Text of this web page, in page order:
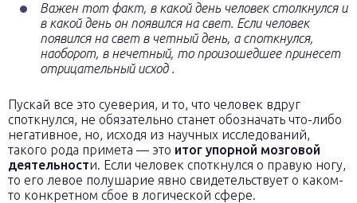
Важен тот факт, в какой день человек столкнулся и
в какой день он появился на свет. Если человек
появился на свет в четный день, а споткнулся,
наоборот, в нечетный, то произошедшее принесет
отрицательный исход .
Пускай все это суеверия, и то, что человек вдруг
споткнулся, не обязательно станет обозначать что-либо
негативное, но, исходя из научных исследований,
такого рода примета — это итог упорной мозговой
деятельности. Если человек споткнулся о правую ногу,
то его левое полушарие явно свидетельствует о каком-
то конкретном сбое в логической сфере.